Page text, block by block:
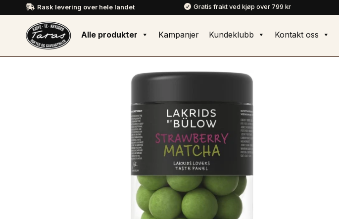
 Rask levering over hele landet  Gratis frakt ved kjøp over 799 kr
Alle produkter Kampanjer Kundeklubb Kontakt oss